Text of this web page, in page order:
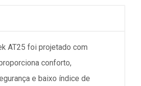
AT25 foi projetado com
conforto,
e baixo índice de